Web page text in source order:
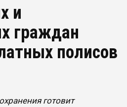
и
граждан
полисов
готовит